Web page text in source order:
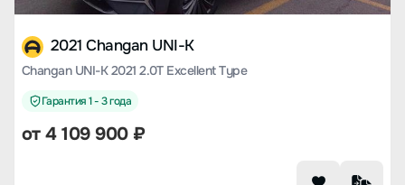
2021 Changan UNI-K
Changan UNI-K 2021 2.0T Excellent Type
Гарантия 1 - 3 года
от4 109 900₽